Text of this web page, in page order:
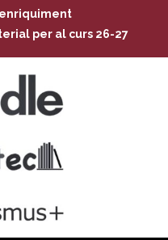
per al curs 26-27